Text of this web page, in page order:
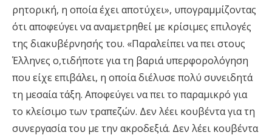
ρητορική, η οποία έχει αποτύχει», υπογραμμίζοντας
ότι αποφεύγει να αναμετρηθεί με κρίσιμες επιλογές
της διακυβέρνησής του. «Παραλείπει να πει στους
Έλληνες ο,τιδήποτε για τη βαριά υπερφορολόγηση
που είχε επιβάλει, η οποία διέλυσε πολύ συνειδητά
τη μεσαία τάξη. Αποφεύγει να πει το παραμικρό για
το κλείσιμο των τραπεζών. Δεν λέει κουβέντα για τη
συνεργασία του με την ακροδεξιά. Δεν λέει κουβέντα